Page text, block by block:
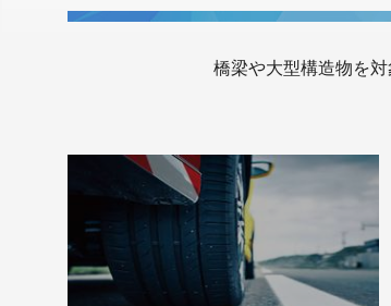
橋梁や大型構造物を